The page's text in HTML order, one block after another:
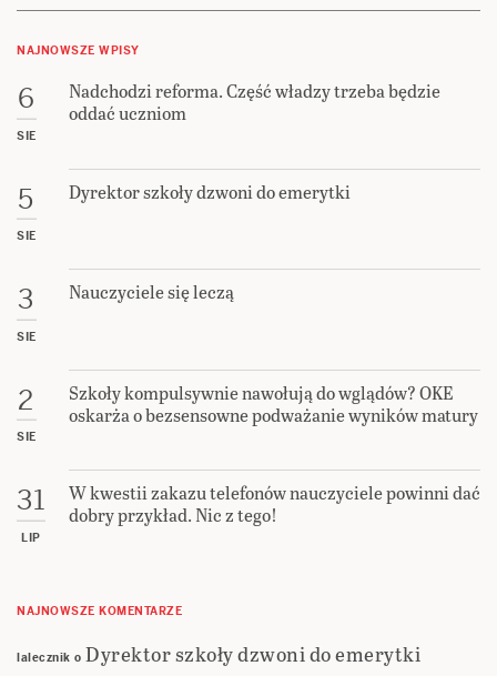
NAJNOWSZE WPISY
6
SIE
Nadchodzi reforma. Część władzy trzeba będzie
oddać uczniom
5
SIE
Dyrektor szkoły dzwoni do emerytki
3
SIE
Nauczyciele się leczą
2
SIE
Szkoły kompulsywnie nawołują do wglądów? OKE
oskarża o bezsensowne podważanie wyników matury
31
LIP
W kwestii zakazu telefonów nauczyciele powinni dać
dobry przykład. Nic z tego!
NAJNOWSZE KOMENTARZE
lalecznik o Dyrektor szkoły dzwoni do emerytki